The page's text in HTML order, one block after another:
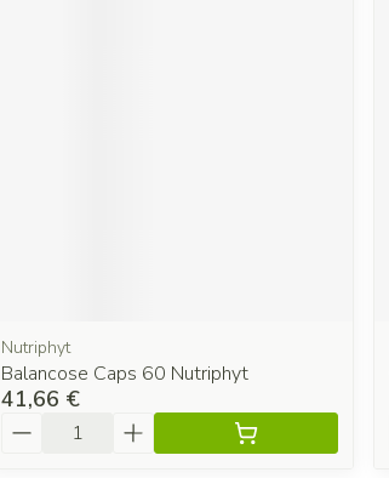
Nutriphyt
Balancose Caps 60 Nutriphyt
41,66 €
Quantité